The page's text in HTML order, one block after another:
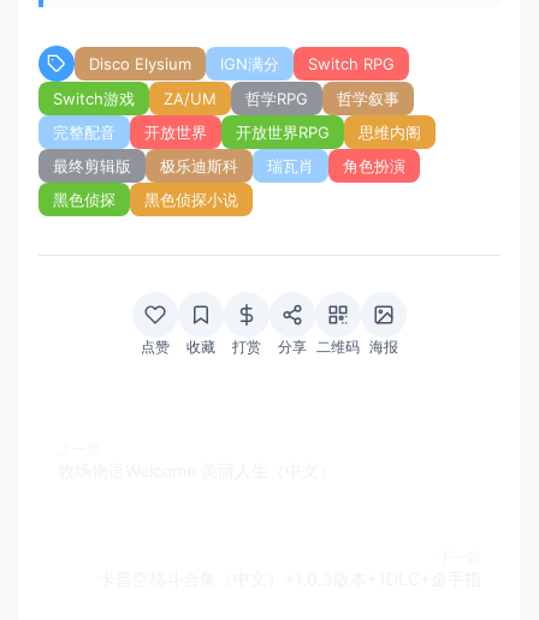
Disco Elysium IGN满分
Switch RPG
Switch游戏
ZA/UM 哲学RPG
哲学叙事
完整配音
开放世界 开放世界RPG
思维内阁
最终剪辑版
极乐迪斯科 瑞瓦肖
角色扮演
黑色侦探
黑色侦探小说
点赞 收藏 打赏 分享 二维码 海报